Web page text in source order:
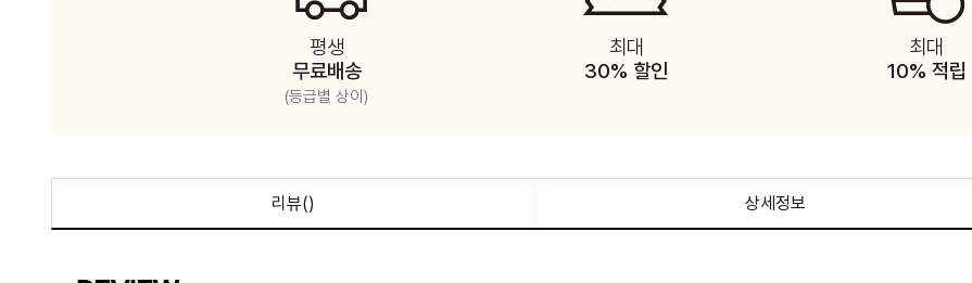
평생
무료배송
(등급별 상이)
최대
30% 할인
최대
10% 적립
리뷰() 상세정보